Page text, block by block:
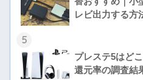
レビ出力する方
5
プレステ5はど
還元率の調査結